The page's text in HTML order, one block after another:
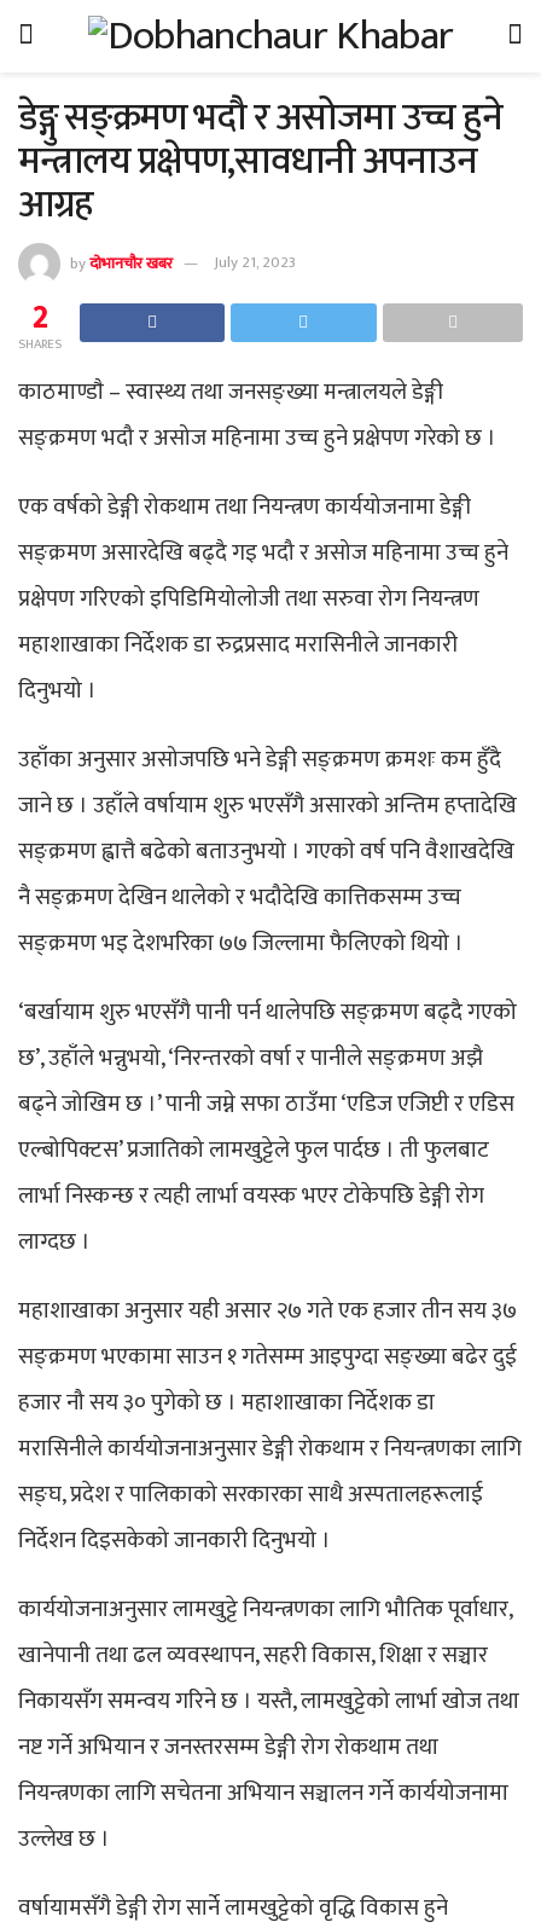
डेङ्गु सङ्क्रमण भदौ र असोजमा उच्च हुने
मन्त्रालय प्रक्षेपण,सावधानी अपनाउन
आग्रह
byदोभानचौर खबर July 21, 2023
2
SHARES
काठमाण्डाै – स्वास्थ्य तथा जनसङ्ख्या मन्त्रालयले डेङ्गी
सङ्क्रमण भदौ र असोज महिनामा उच्च हुने प्रक्षेपण गरेको छ ।
एक वर्षको डेङ्गी रोकथाम तथा नियन्त्रण कार्ययोजनामा डेङ्गी
सङ्क्रमण असारदेखि बढ्दै गइ भदौ र असोज महिनामा उच्च हुने
प्रक्षेपण गरिएको इपिडिमियोलोजी तथा सरुवा रोग नियन्त्रण
महाशाखाका निर्देशक डा रुद्रप्रसाद मरासिनीले जानकारी
दिनुभयो ।
उहाँका अनुसार असोजपछि भने डेङ्गी सङ्क्रमण क्रमशः कम हुँदै
जाने छ । उहाँले वर्षायाम शुरु भएसँगै असारको अन्तिम हप्तादेखि
सङ्क्रमण ह्वात्तै बढेको बताउनुभयो । गएकाे वर्ष पनि वैशाखदेखि
नै सङ्क्रमण देखिन थालेको र भदौदेखि कात्तिकसम्म उच्च
सङ्क्रमण भइ देशभरिका ७७ जिल्लामा फैलिएको थियो ।
‘बर्खायाम शुरु भएसँगै पानी पर्न थालेपछि सङ्क्रमण बढ्दै गएको
छ’, उहाँले भन्नुभयो, ‘निरन्तरको वर्षा र पानीले सङ्क्रमण अझै
बढ्ने जोखिम छ ।’ पानी जम्ने सफा ठाउँमा ‘एडिज एजिप्टी र एडिस
एल्बोपिक्टस’ प्रजातिको लामखुट्टेले फुल पार्दछ । ती फुलबाट
लार्भा निस्कन्छ र त्यही लार्भा वयस्क भएर टोकेपछि डेङ्गी रोग
लाग्दछ ।
महाशाखाका अनुसार यही असार २७ गते एक हजार तीन सय ३७
सङ्क्रमण भएकामा साउन १ गतेसम्म आइपुग्दा सङ्ख्या बढेर दुई
हजार नौ सय ३० पुगेको छ । महाशाखाका निर्देशक डा
मरासिनीले कार्ययोजनाअनुसार डेङ्गी रोकथाम र नियन्त्रणका लागि
सङ्घ, प्रदेश र पालिकाको सरकारका साथै अस्पतालहरूलाई
निर्देशन दिइसकेको जानकारी दिनुभयो ।
कार्ययोजनाअनुसार लामखुट्टे नियन्त्रणका लागि भौतिक पूर्वाधार,
खानेपानी तथा ढल व्यवस्थापन, सहरी विकास, शिक्षा र सञ्चार
निकायसँग समन्वय गरिने छ । यस्तै, लामखुट्टेको लार्भा खोज तथा
नष्ट गर्ने अभियान र जनस्तरसम्म डेङ्गी रोग रोकथाम तथा
नियन्त्रणका लागि सचेतना अभियान सञ्चालन गर्ने कार्ययोजनामा
उल्लेख छ ।
वर्षायामसँगै डेङ्गी रोग सार्ने लामखुट्टेको वृद्धि विकास हुने